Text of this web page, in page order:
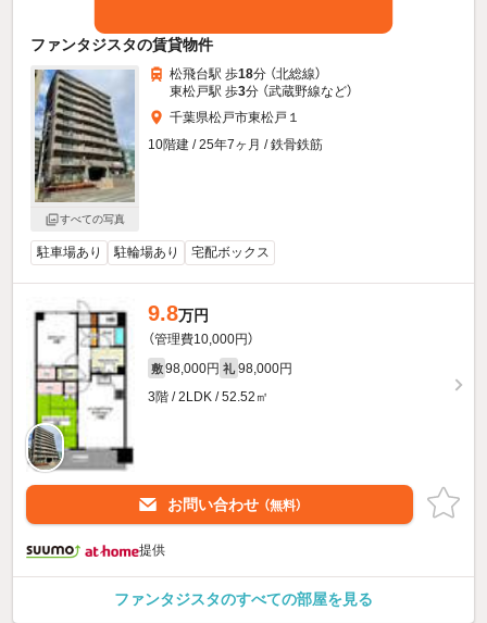
ファンタジスタの賃貸物件
すべての写真
松飛台駅 歩18分 （北総線）
東松戸駅 歩3分 （武蔵野線など）
千葉県松戸市東松戸１
10階建 / 25年7ヶ月 / 鉄骨鉄筋
駐車場あり 駐輪場あり 宅配ボックス
9.8万円
（管理費10,000円）
敷 98,000円 礼 98,000円
3階 / 2LDK / 52.52㎡
お問い合わせ （無料）
提供
ファンタジスタのすべての部屋を見る